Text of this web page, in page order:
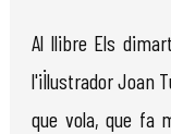
Al llibre Els
l'il·lustrador Joan
que vola, que fa